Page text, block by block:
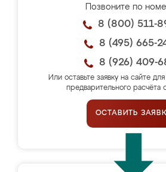
Позвоните по
8 (800) 511-
8 (495) 665-
8 (926) 409-
Или оставьте заявку на сайте
предварительного расчёта
ОСТАВИТЬ